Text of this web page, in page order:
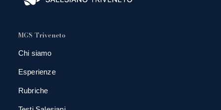
MGS Triveneto
Chi siamo
Esperienze
Rubriche